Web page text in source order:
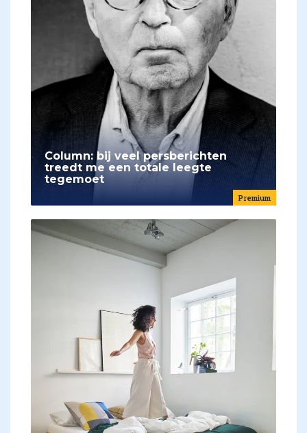
Premium
Column: bij veel persberichten
treedt me een totale leegte
tegemoet